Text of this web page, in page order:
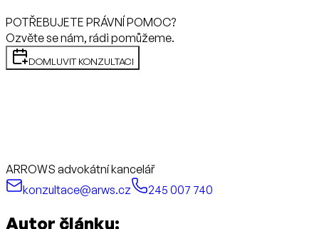
POTŘEBUJETE PRÁVNÍ POMOC?
Ozvěte se nám, rádi pomůžeme.
DOMLUVIT KONZULTACI
ARROWS advokátní kancelář
konzultace@arws.cz
245 007 740
Autor článku: